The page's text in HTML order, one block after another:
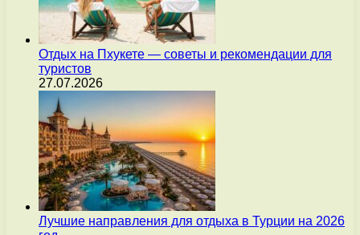
Отдых на Пхукете — советы и рекомендации для
туристов
27.07.2026
Лучшие направления для отдыха в Турции на 2026